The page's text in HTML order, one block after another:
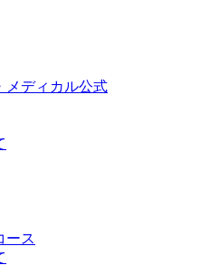
メディカル公式
ース